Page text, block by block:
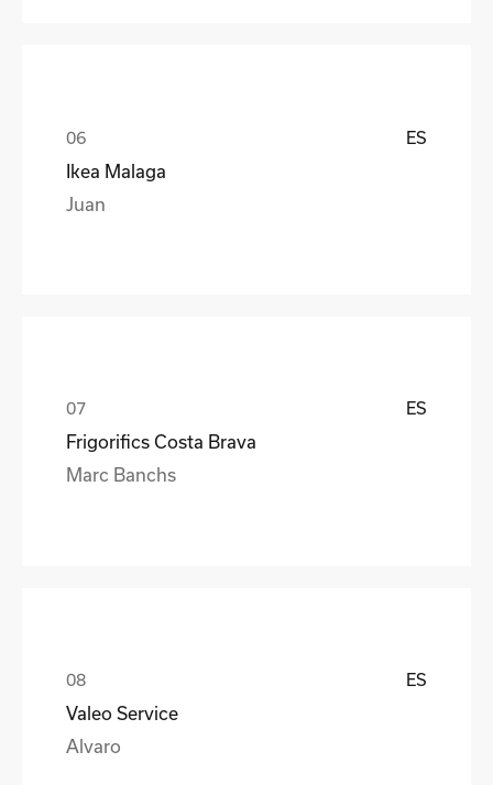
ES
Ikea Malaga
Juan
ES
Frigorifics Costa Brava
Marc Banchs
ES
Valeo Service
Alvaro